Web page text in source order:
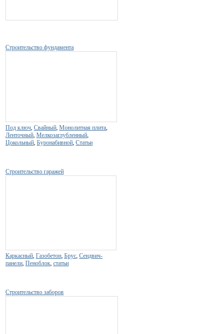
Строительство фундамента
Под ключ Свайный Монолитная плита
Ленточный Мелкозаглубленный
Цокольный Буронабивной Статьи
Строительство гаражей
Каркасный Газобетон Брус Сендвич-
панели Пеноблок статьи
Строительство заборов